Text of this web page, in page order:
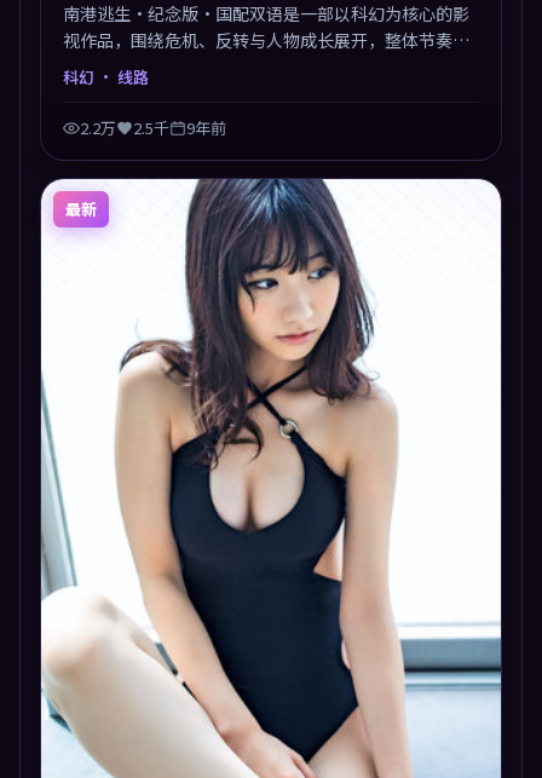
南港逃生·纪念版·国配双语是一部以科幻为核心的影
视作品，围绕危机、反转与人物成长展开，整体节奏紧
凑，值得推荐观看。
科幻 · 线路
2.2万 2.5千 9年前
最新